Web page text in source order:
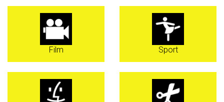
Film Sport